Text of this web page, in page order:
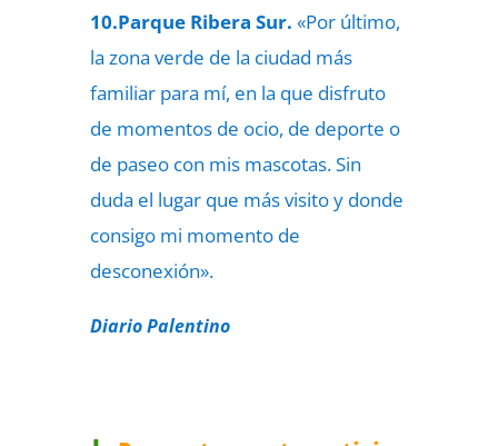
10.Parque Ribera Sur. «Por último,
la zona verde de la ciudad más
familiar para mí, en la que disfruto
de momentos de ocio, de deporte o
de paseo con mis mascotas. Sin
duda el lugar que más visito y donde
consigo mi momento de
desconexión».
Diario Palentino